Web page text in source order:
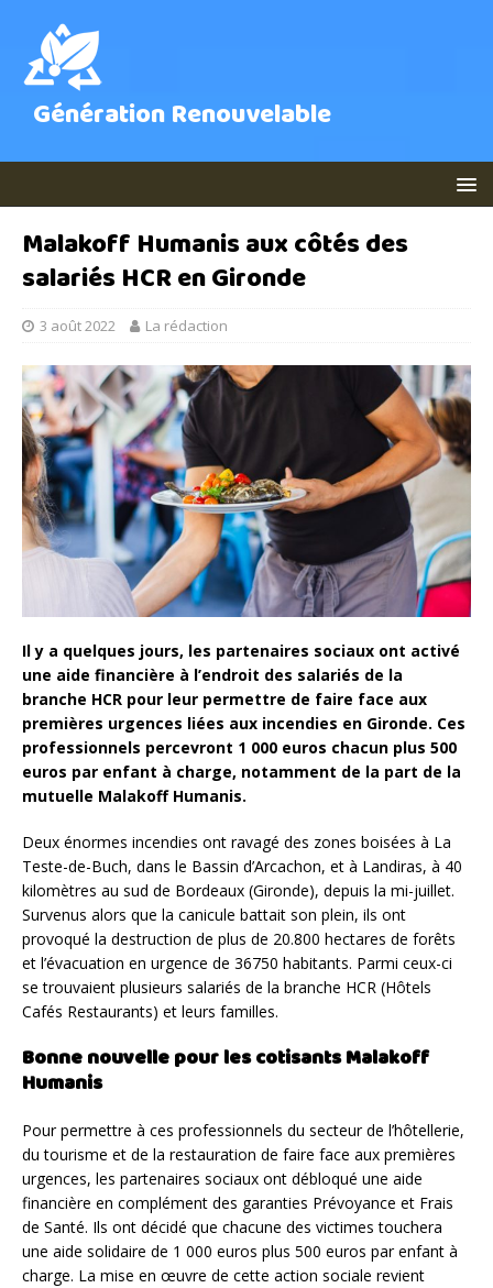
Génération Renouvelable
Malakoff Humanis aux côtés des
salariés HCR en Gironde
3 août 2022 La rédaction
Il y a quelques jours, les partenaires sociaux ont activé
une aide financière à l’endroit des salariés de la
branche HCR pour leur permettre de faire face aux
premières urgences liées aux incendies en Gironde. Ces
professionnels percevront 1 000 euros chacun plus 500
euros par enfant à charge, notamment de la part de la
mutuelle Malakoff Humanis.
Deux énormes incendies ont ravagé des zones boisées à La
Teste-de-Buch, dans le Bassin d’Arcachon, et à Landiras, à 40
kilomètres au sud de Bordeaux (Gironde), depuis la mi-juillet.
Survenus alors que la canicule battait son plein, ils ont
provoqué la destruction de plus de 20.800 hectares de forêts
et l’évacuation en urgence de 36750 habitants. Parmi ceux-ci
se trouvaient plusieurs salariés de la branche HCR (Hôtels
Cafés Restaurants) et leurs familles.
Bonne nouvelle pour les cotisants Malakoff
Humanis
Pour permettre à ces professionnels du secteur de l’hôtellerie,
du tourisme et de la restauration de faire face aux premières
urgences, les partenaires sociaux ont débloqué une aide
financière en complément des garanties Prévoyance et Frais
de Santé. Ils ont décidé que chacune des victimes touchera
une aide solidaire de 1 000 euros plus 500 euros par enfant à
charge. La mise en œuvre de cette action sociale revient